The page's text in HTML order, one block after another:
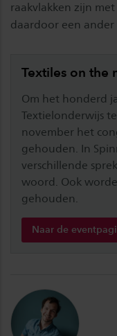
raakvlakken zijn
daardoor een ander
Textiles on the
Om het honderd
Textielonderwijs
november het
gehouden. In
verschillende
woord. Ook
gehouden.
Naar de